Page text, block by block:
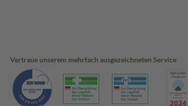
Vertraue unserem mehrfach ausgezeichneten Service